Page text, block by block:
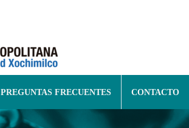
PREGUNTAS FRECUENTES CONTACTO